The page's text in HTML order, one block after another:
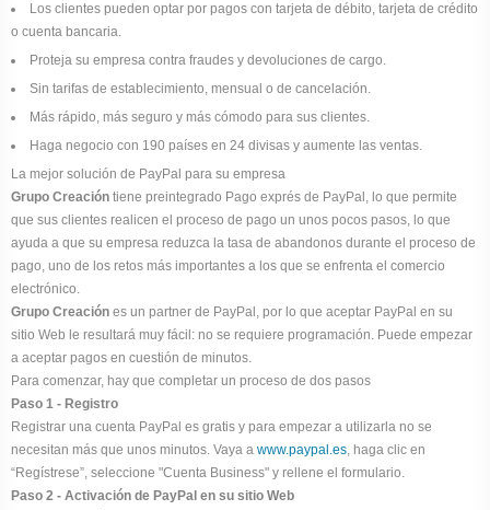
Los clientes pueden optar por pagos con tarjeta de débito, tarjeta de crédito
o cuenta bancaria.
Proteja su empresa contra fraudes y devoluciones de cargo.
Sin tarifas de establecimiento, mensual o de cancelación.
Más rápido, más seguro y más cómodo para sus clientes.
Haga negocio con 190 países en 24 divisas y aumente las ventas.
La mejor solución de PayPal para su empresa
Grupo Creación tiene preintegrado Pago exprés de PayPal, lo que permite
que sus clientes realicen el proceso de pago un unos pocos pasos, lo que
ayuda a que su empresa reduzca la tasa de abandonos durante el proceso de
pago, uno de los retos más importantes a los que se enfrenta el comercio
electrónico.
Grupo Creación es un partner de PayPal, por lo que aceptar PayPal en su
sitio Web le resultará muy fácil: no se requiere programación. Puede empezar
a aceptar pagos en cuestión de minutos.
Para comenzar, hay que completar un proceso de dos pasos
Paso 1 - Registro
Registrar una cuenta PayPal es gratis y para empezar a utilizarla no se
necesitan más que unos minutos. Vaya a www.paypal.es, haga clic en
“Regístrese”, seleccione "Cuenta Business" y rellene el formulario.
Paso 2 - Activación de PayPal en su sitio Web